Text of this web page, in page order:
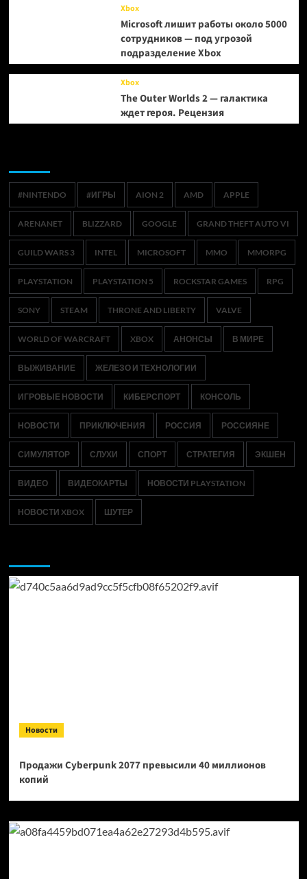
Xbox
Microsoft лишит работы около 5000
сотрудников — под угрозой
подразделение Xbox
Xbox
The Outer Worlds 2 — галактика
ждет героя. Рецензия
#NINTENDO #ИГРЫ AION 2 AMD APPLE
ARENANET BLIZZARD GOOGLE GRAND THEFT AUTO VI
GUILD WARS 3 INTEL MICROSOFT MMO MMORPG
PLAYSTATION PLAYSTATION 5 ROCKSTAR GAMES RPG
SONY STEAM THRONE AND LIBERTY VALVE
WORLD OF WARCRAFT XBOX АНОНСЫ В МИРЕ
ВЫЖИВАНИЕ ЖЕЛЕЗО И ТЕХНОЛОГИИ
ИГРОВЫЕ НОВОСТИ КИБЕРСПОРТ КОНСОЛЬ
НОВОСТИ ПРИКЛЮЧЕНИЯ РОССИЯ РОССИЯНЕ
СИМУЛЯТОР СЛУХИ СПОРТ СТРАТЕГИЯ ЭКШЕН
ВИДЕО ВИДЕОКАРТЫ НОВОСТИ PLAYSTATION
НОВОСТИ XBOX ШУТЕР
Новости
Продажи Cyberpunk 2077 превысили 40 миллионов
копий